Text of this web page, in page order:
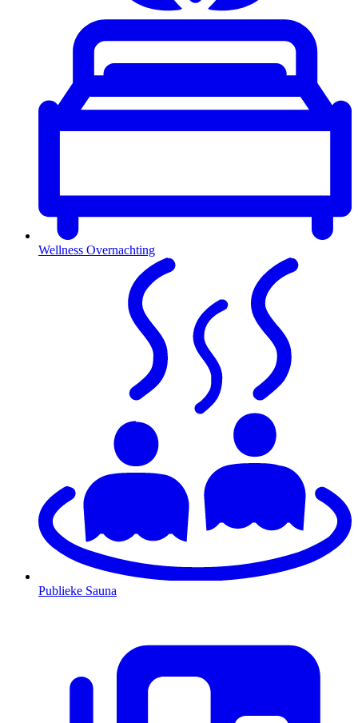
Wellness Overnachting
Publieke Sauna